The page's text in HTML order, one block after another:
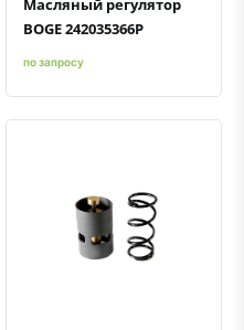
BOGE 242035366P
по запросу
Быстрый просмотрДобавить к сравнению
Добавить в избранное